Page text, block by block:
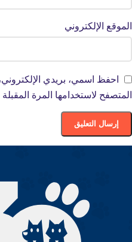
الموقع الإلكتروني
احفظ اسمي، بريدي
المتصفح لاستخدامها المرة